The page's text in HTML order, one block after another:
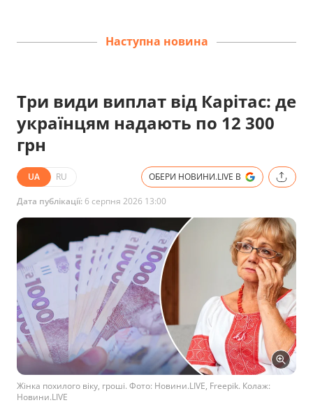
Наступна новина
Три види виплат від Карітас: де
українцям надають по 12 300
грн
UA RU ОБЕРИ НОВИНИ.LIVE В
Дата публікації: 6 серпня 2026 13:00
Жінка похилого віку, гроші. Фото: Новини.LIVE, Freepik. Колаж:
Новини.LIVE